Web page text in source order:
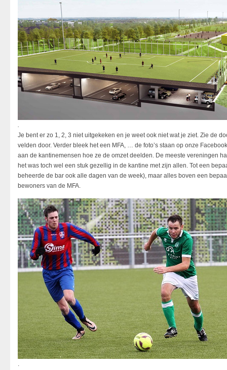
.
Je bent er zo 1, 2, 3 niet uitgekeken en je weet ook niet wat je ziet. Zie de
velden door. Verder bleek het een MFA, … de foto’s staan op onze
aan de kantinemensen hoe ze de omzet deelden. De meeste vereningen
het was toch wel een stuk gezellig in de kantine met zijn allen. Tot een
beheerde de bar ook alle dagen van de week), maar alles boven een
bewoners van de MFA.
.